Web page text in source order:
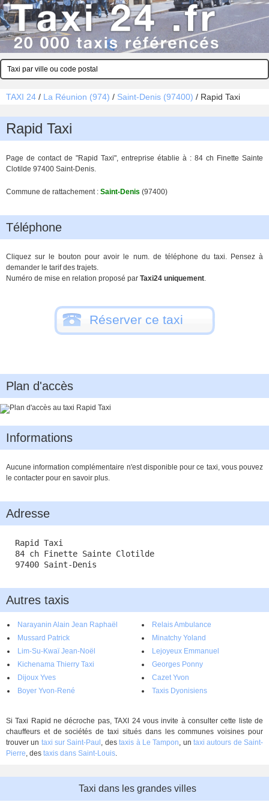
TAXI 24 / La Réunion (974) / Saint-Denis (97400) / Rapid Taxi
Rapid Taxi
Page de contact de "Rapid Taxi", entreprise établie à : 84 ch Finette Sainte
Clotilde 97400 Saint-Denis.
Commune de rattachement : Saint-Denis (97400)
Téléphone
Cliquez sur le bouton pour avoir le num. de téléphone du taxi. Pensez à
demander le tarif des trajets.
Numéro de mise en relation proposé par Taxi24 uniquement.
Réserver ce taxi
Plan d'accès
Informations
Aucune information complémentaire n'est disponible pour ce taxi, vous pouvez
le contacter pour en savoir plus.
Adresse
Rapid Taxi
84 ch Finette Sainte Clotilde
97400 Saint-Denis
Autres taxis
Narayanin Alain Jean Raphaël
Relais Ambulance
Mussard Patrick
Minatchy Yoland
Lim-Su-Kwaï Jean-Noël
Lejoyeux Emmanuel
Kichenama Thierry Taxi
Georges Ponny
Dijoux Yves
Cazet Yvon
Boyer Yvon-René
Taxis Dyonisiens
Si Taxi Rapid ne décroche pas, TAXI 24 vous invite à consulter cette liste de
chauffeurs et de sociétés de taxi situés dans les communes voisines pour
trouver un taxi sur Saint-Paul , destaxis à Le Tampon, un taxi autours de Saint-
Pierre, des taxis dans Saint-Louis.
Taxi dans les grandes villes